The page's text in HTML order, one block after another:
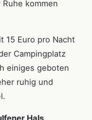
kommen
15 Euro pro Nacht
Campingplatz
einiges geboten
ruhig und